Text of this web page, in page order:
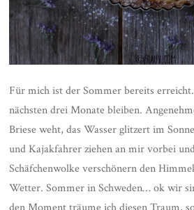
Für mich ist der Sommer bereits
nächsten drei Monate bleiben.
Briese weht, das Wasser glitzert im
und Kajakfahrer ziehen an mir vorbei
Schäfchenwolke verschönern den
Wetter. Sommer in Schweden… ok wir